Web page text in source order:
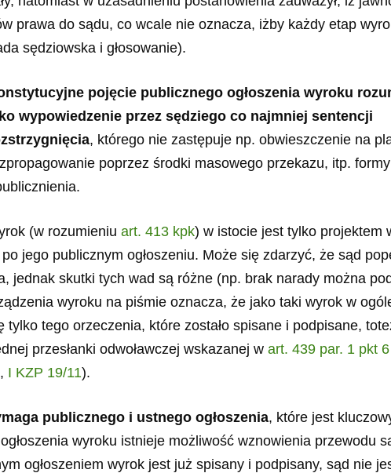
prawa do sądu, co wcale nie oznacza, iżby każdy etap
sędziowska i głosowanie).
pojęcie publicznego ogłoszenia wyroku
wypowiedzenie przez sędziego co najmniej sentencji
, którego nie zastępuje np. obwieszczenie na
poprzez środki masowego przekazu, itp. formy
(w rozumieniu art. 413 kpk) w istocie jest tylko projektem
jego publicznym ogłoszeniu. Może się zdarzyć, że sąd
jednak skutki tych wad są różne (np. brak narady można
wyroku na piśmie oznacza, że jako taki wyrok w
tego orzeczenia, które zostało spisane i podpisane,
przesłanki odwoławczej wskazanej w art. 439 par. 1 pkt
I KZP 19/11).
publicznego i ustnego ogłoszenia, które jest
wyroku istnieje możliwość wznowienia przewodu
ogłoszeniem wyrok jest już spisany i podpisany, sąd nie